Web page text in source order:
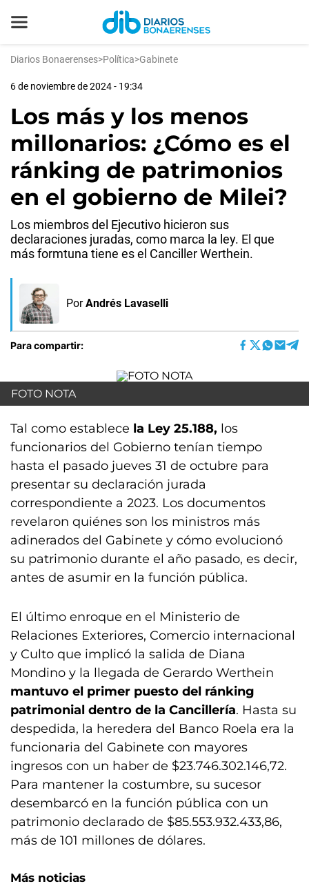
Diarios Bonaerenses>Política>Gabinete
6 de noviembre de 2024 - 19:34
Los más y los menos
millonarios: ¿Cómo es el
ránking de patrimonios
en el gobierno de Milei?
Los miembros del Ejecutivo hicieron sus
declaraciones juradas, como marca la ley. El que
más formtuna tiene es el Canciller Werthein.
Por Andrés Lavaselli
Para compartir:
FOTO NOTA
Tal como establece la Ley 25.188, los
funcionarios del Gobierno tenían tiempo
hasta el pasado jueves 31 de octubre para
presentar su declaración jurada
correspondiente a 2023. Los documentos
revelaron quiénes son los ministros más
adinerados del Gabinete y cómo evolucionó
su patrimonio durante el año pasado, es decir,
antes de asumir en la función pública.
El último enroque en el Ministerio de
Relaciones Exteriores, Comercio internacional
y Culto que implicó la salida de Diana
Mondino y la llegada de Gerardo Werthein
mantuvo el primer puesto del ránking
patrimonial dentro de la Cancillería. Hasta su
despedida, la heredera del Banco Roela era la
funcionaria del Gabinete con mayores
ingresos con un haber de $23.746.302.146,72.
Para mantener la costumbre, su sucesor
desembarcó en la función pública con un
patrimonio declarado de $85.553.932.433,86,
más de 101 millones de dólares.
Más noticias